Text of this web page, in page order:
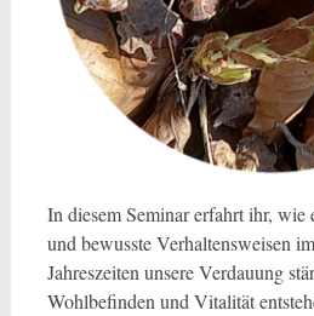
In diesem Seminar erfahrt ihr, wie
und bewusste Verhaltensweisen
Jahreszeiten unsere Verdauung
Wohlbefinden und Vitalität